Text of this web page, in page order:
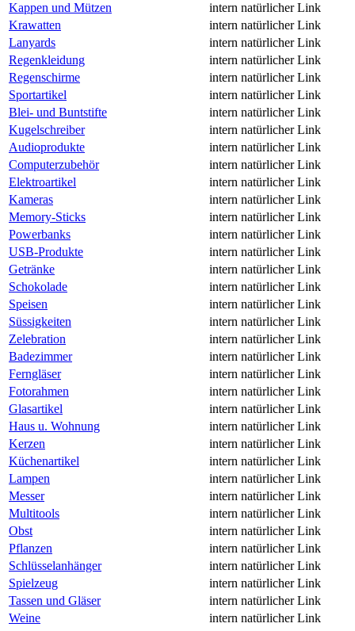
Kappen und Mützen
intern natürlicher Link
Krawatten
intern natürlicher Link
Lanyards
intern natürlicher Link
Regenkleidung
intern natürlicher Link
Regenschirme
intern natürlicher Link
Sportartikel
intern natürlicher Link
Blei- und Buntstifte
intern natürlicher Link
Kugelschreiber
intern natürlicher Link
Audioprodukte
intern natürlicher Link
Computerzubehör
intern natürlicher Link
Elektroartikel
intern natürlicher Link
Kameras
intern natürlicher Link
Memory-Sticks
intern natürlicher Link
Powerbanks
intern natürlicher Link
USB-Produkte
intern natürlicher Link
Getränke
intern natürlicher Link
Schokolade
intern natürlicher Link
Speisen
intern natürlicher Link
Süssigkeiten
intern natürlicher Link
Zelebration
intern natürlicher Link
Badezimmer
intern natürlicher Link
Ferngläser
intern natürlicher Link
Fotorahmen
intern natürlicher Link
Glasartikel
intern natürlicher Link
Haus u. Wohnung
intern natürlicher Link
Kerzen
intern natürlicher Link
Küchenartikel
intern natürlicher Link
Lampen
intern natürlicher Link
Messer
intern natürlicher Link
Multitools
intern natürlicher Link
Obst
intern natürlicher Link
Pflanzen
intern natürlicher Link
Schlüsselanhänger
intern natürlicher Link
Spielzeug
intern natürlicher Link
Tassen und Gläser
intern natürlicher Link
Weine
intern natürlicher Link